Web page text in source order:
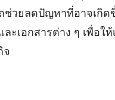
ช่วยลดปัญหาที่อาจเกิ
เอกสารต่าง ๆ เพื่อให้
จ